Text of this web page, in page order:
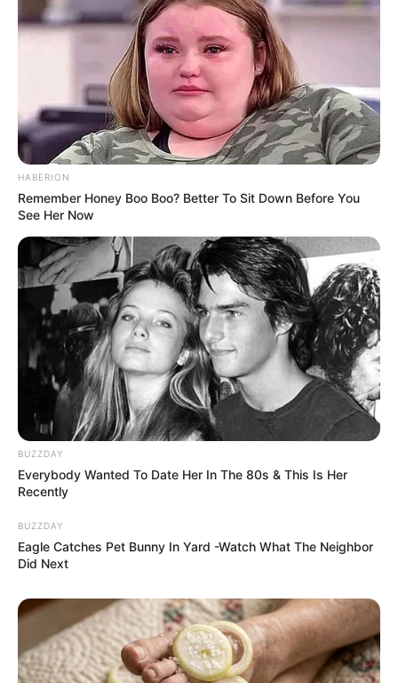
Tagesausflugsziele für Berlin
Bademöglichkeiten
Ausflug mit der Bahn
Kinoprogramm
Angebote für Behinderte
Kletterparks
Tier- und Zooparks
Fremdenverkehrsamt und Tourist Information
Veranstaltung für Berlin eintragen
Weitere Informationen über Berlin im Internet:
Hotels in Berlin
Stadtführung Berlin online buchen
www.berlin.de
de.wikipedia.org/
Kauf- und Lesetipps:
Schifffahrt in Berlin
Hotel Berlinhierbuchen
Abenteuer und Erlebnisse in Deutschland:
HABERION
Remember Honey Boo Boo? Better To Sit Down Before You
See Her Now
BUZZDAY
Everybody Wanted To Date Her In The 80s & This Is Her
Recently
BUZZDAY
Eagle Catches Pet Bunny In Yard -Watch What The Neighbor
Did Next